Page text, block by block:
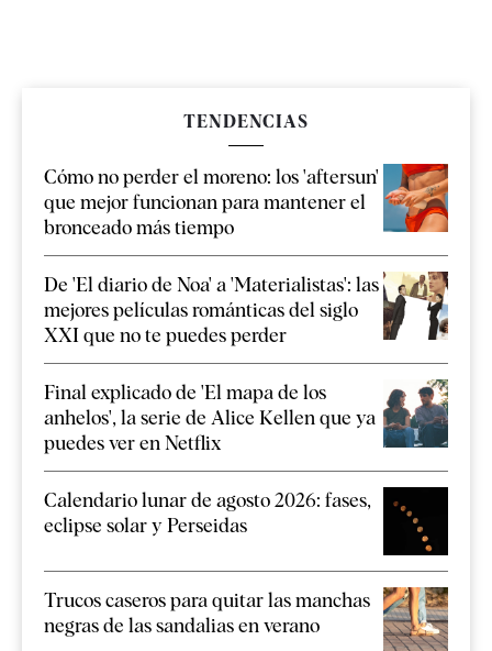
TENDENCIAS
Cómo no perder el moreno: los 'aftersun'
que mejor funcionan para mantener el
bronceado más tiempo
De 'El diario de Noa' a 'Materialistas': las
mejores películas románticas del siglo
XXI que no te puedes perder
Final explicado de 'El mapa de los
anhelos', la serie de Alice Kellen que ya
puedes ver en Netflix
Calendario lunar de agosto 2026: fases,
eclipse solar y Perseidas
Trucos caseros para quitar las manchas
negras de las sandalias en verano